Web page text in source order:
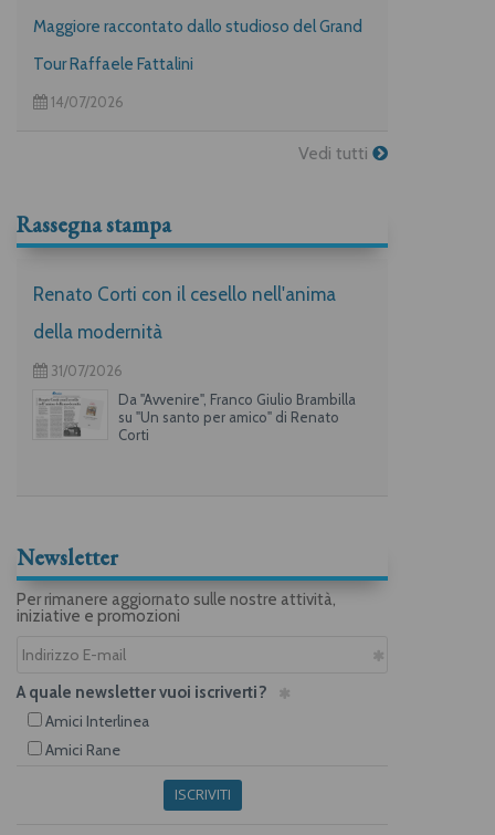
Maggiore raccontato dallo studioso del Grand
Tour Raffaele Fattalini
14/07/2026
Vedi tutti
Rassegna stampa
Renato Corti con il cesello nell'anima
della modernità
31/07/2026
Da "Avvenire", Franco Giulio Brambilla
su "Un santo per amico" di Renato
Corti
Newsletter
Per rimanere aggiornato sulle nostre attività,
iniziative e promozioni
A quale newsletter vuoi iscriverti?
Amici Interlinea
Amici Rane
ISCRIVITI